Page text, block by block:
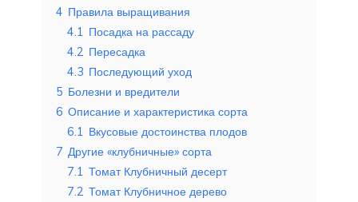
4 Правила выращивания
4.1 Посадка на рассаду
4.2 Пересадка
4.3 Последующий уход
5 Болезни и вредители
6 Описание и характеристика сорта
6.1 Вкусовые достоинства плодов
7 Другие «клубничные» сорта
7.1 Томат Клубничный десерт
7.2 Томат Клубничное дерево